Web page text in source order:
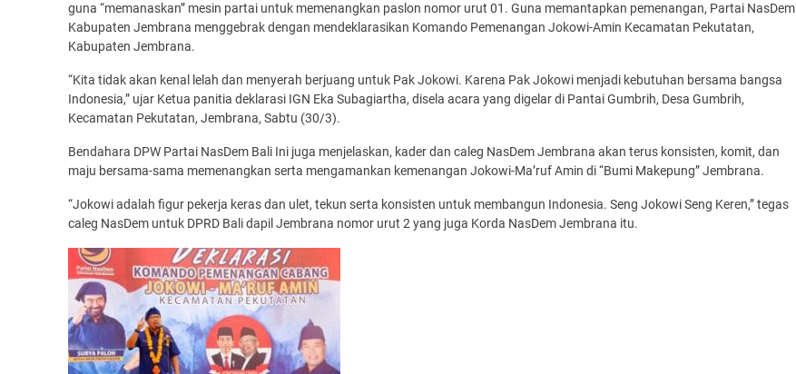
guna “memanaskan” mesin partai untuk memenangkan paslon nomor urut 01. Guna memantapkan pemenangan, Partai NasDem
Kabupaten Jembrana menggebrak dengan mendeklarasikan Komando Pemenangan Jokowi-Amin Kecamatan Pekutatan,
Kabupaten Jembrana.
“Kita tidak akan kenal lelah dan menyerah berjuang untuk Pak Jokowi. Karena Pak Jokowi menjadi kebutuhan bersama bangsa
Indonesia,” ujar Ketua panitia deklarasi IGN Eka Subagiartha, disela acara yang digelar di Pantai Gumbrih, Desa Gumbrih,
Kecamatan Pekutatan, Jembrana, Sabtu (30/3).
Bendahara DPW Partai NasDem Bali Ini juga menjelaskan, kader dan caleg NasDem Jembrana akan terus konsisten, komit, dan
maju bersama-sama memenangkan serta mengamankan kemenangan Jokowi-Ma’ruf Amin di “Bumi Makepung” Jembrana.
“Jokowi adalah figur pekerja keras dan ulet, tekun serta konsisten untuk membangun Indonesia. Seng Jokowi Seng Keren,” tegas
caleg NasDem untuk DPRD Bali dapil Jembrana nomor urut 2 yang juga Korda NasDem Jembrana itu.